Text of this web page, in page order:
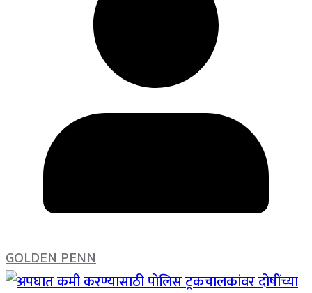
GOLDEN PENN